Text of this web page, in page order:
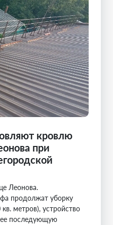
кровлю
при
Леонова.
продолжат уборку
метров), устройство
последующую